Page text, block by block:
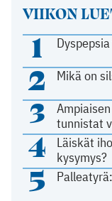
VIIKON
1
2 Mikä on
3
tunnistat
4
Läiskät
kysymys?
5